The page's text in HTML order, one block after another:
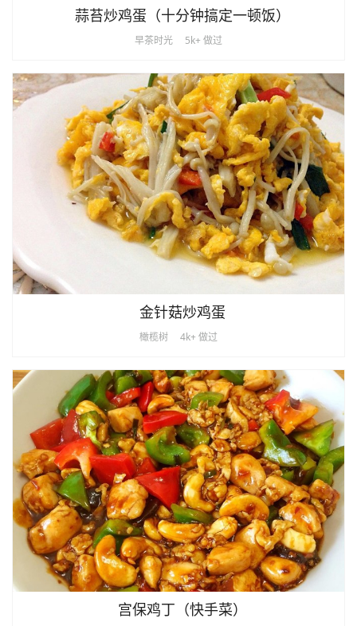
蒜苔炒鸡蛋（十分钟搞定一顿饭）
早茶时光 5k+ 做过
金针菇炒鸡蛋
橄榄树 4k+ 做过
宫保鸡丁（快手菜）